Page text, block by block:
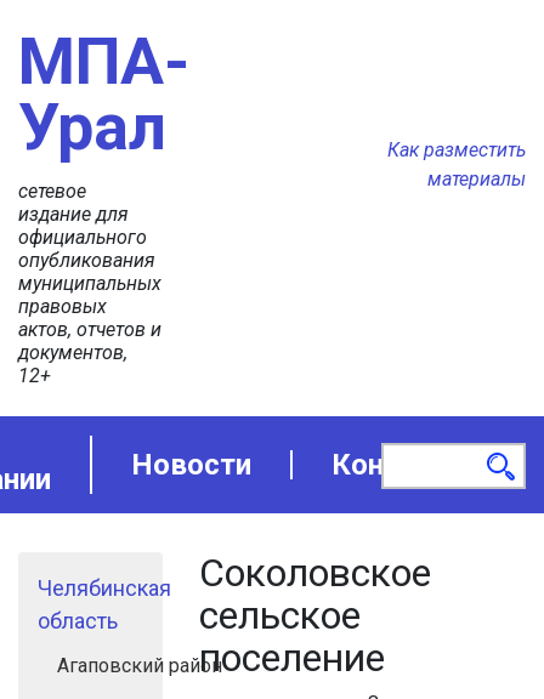
МПА-
Урал
сетевое
издание для
официального
опубликования
муниципальных
правовых
актов, отчетов и
документов,
12+
Как разместить
материалы
Новости Контакты
Челябинская
область
Агаповский район
Соколовское
сельское
поселение